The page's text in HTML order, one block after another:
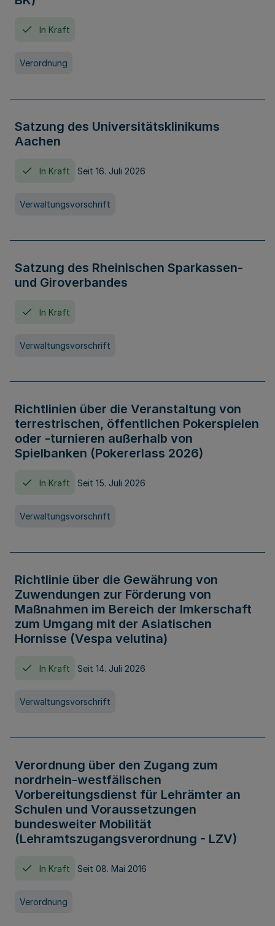
In Kraft
Verordnung
Satzung des Universitätsklinikums
Aachen
In Kraft Seit 16. Juli 2026
Verwaltungsvorschrift
Satzung des Rheinischen Sparkassen-
und Giroverbandes
In Kraft
Verwaltungsvorschrift
Richtlinien über die Veranstaltung von
terrestrischen, öffentlichen Pokerspielen
oder -turnieren außerhalb von
Spielbanken (Pokererlass 2026)
In Kraft Seit 15. Juli 2026
Verwaltungsvorschrift
Richtlinie über die Gewährung von
Zuwendungen zur Förderung von
Maßnahmen im Bereich der Imkerschaft
zum Umgang mit der Asiatischen
Hornisse (Vespa velutina)
In Kraft Seit 14. Juli 2026
Verwaltungsvorschrift
Verordnung über den Zugang zum
nordrhein-westfälischen
Vorbereitungsdienst für Lehrämter an
Schulen und Voraussetzungen
bundesweiter Mobilität
(Lehramtszugangsverordnung - LZV)
In Kraft Seit 08. Mai 2016
Verordnung